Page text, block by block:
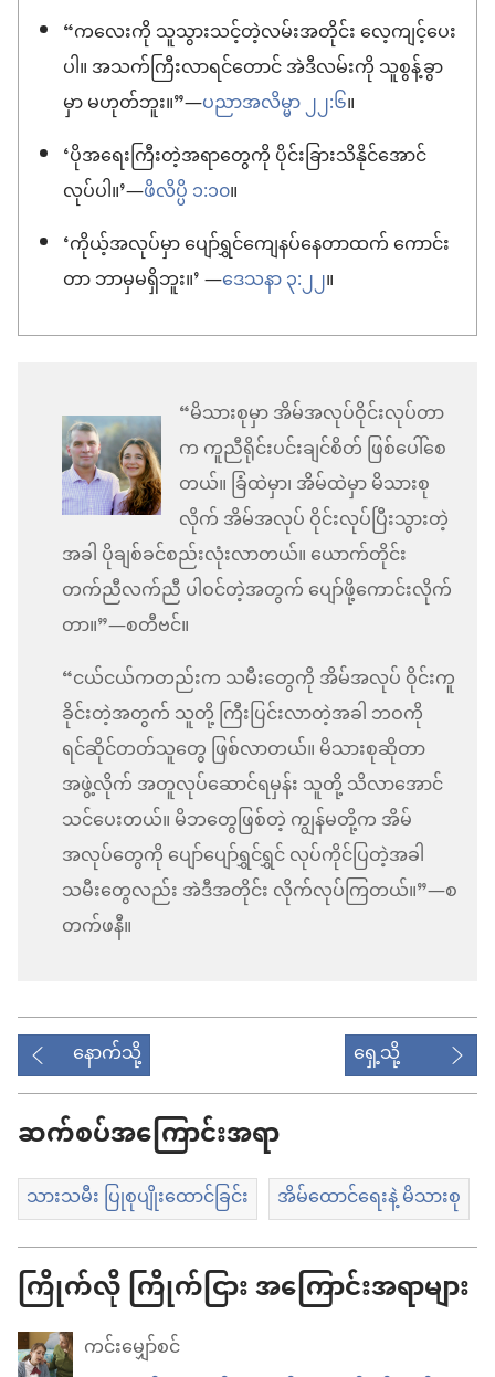
“ကလေးကို သူသွားသင့်တဲ့လမ်းအတိုင်း လေ့ကျင့်ပေး
ပါ။ အသက်ကြီးလာရင်တောင် အဲဒီလမ်းကို သူစွန့်ခွာ
မှာ မဟုတ်ဘူး။”—ပညာအလိမ္မာ ၂၂:၆။
‘ပိုအရေးကြီးတဲ့အရာတွေကို ပိုင်းခြားသိနိုင်အောင်
လုပ်ပါ။’—ဖိလိပ္ပိ ၁:၁၀။
‘ကိုယ့်အလုပ်မှာ ပျော်ရွှင်ကျေနပ်နေတာထက် ကောင်း
တာ ဘာမှမရှိဘူး။’ —ဒေသနာ ၃:၂၂။
“မိသားစုမှာ အိမ်အလုပ်ဝိုင်းလုပ်တာ
က ကူညီရိုင်းပင်းချင်စိတ် ဖြစ်ပေါ်စေ
တယ်။ ခြံထဲမှာ၊ အိမ်ထဲမှာ မိသားစု
လိုက် အိမ်အလုပ် ဝိုင်းလုပ်ပြီးသွားတဲ့
အခါ ပိုချစ်ခင်စည်းလုံးလာတယ်။ ယောက်တိုင်း
တက်ညီလက်ညီ ပါဝင်တဲ့အတွက် ပျော်ဖို့ကောင်းလိုက်
တာ။”—စတီဗင်။
“ငယ်ငယ်ကတည်းက သမီးတွေကို အိမ်အလုပ် ဝိုင်းကူ
ခိုင်းတဲ့အတွက် သူတို့ ကြီးပြင်းလာတဲ့အခါ ဘဝကို
ရင်ဆိုင်တတ်သူတွေ ဖြစ်လာတယ်။ မိသားစုဆိုတာ
အဖွဲ့လိုက် အတူလုပ်ဆောင်ရမှန်း သူတို့ သိလာအောင်
သင်ပေးတယ်။ မိဘတွေဖြစ်တဲ့ ကျွန်မတို့က အိမ်
အလုပ်တွေကို ပျော်ပျော်ရွှင်ရွှင် လုပ်ကိုင်ပြတဲ့အခါ
သမီးတွေလည်း အဲဒီအတိုင်း လိုက်လုပ်ကြတယ်။”—စ
တက်ဖနီ။
နောက်သို့ ရှေ့သို့
ဆက်စပ်အကြောင်းအရာ
သားသမီး ပြုစုပျိုးထောင်ခြင်း အိမ်ထောင်ရေးနဲ့ မိသားစု
ကြိုက်လို ကြိုက်ငြား အကြောင်းအရာများ
ကင်းမျှော်စင်